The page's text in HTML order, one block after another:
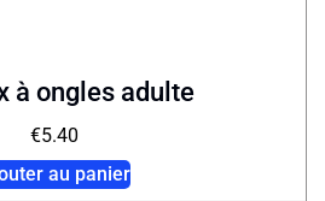
à ongles adulte
€5.40
au panier